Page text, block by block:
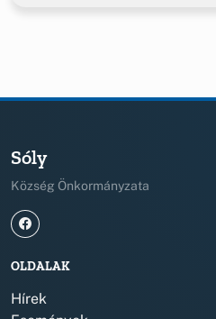
Sóly
Község Önkormányzata
OLDALAK
Hírek